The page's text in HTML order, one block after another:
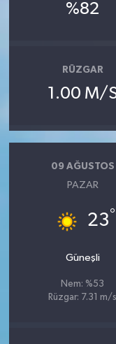
%82
RÜZGAR
1.00 M/
09 AĞUSTOS
PAZAR
23°
Güneşli
Nem: %53
Rüzgar: 7.31 m/s